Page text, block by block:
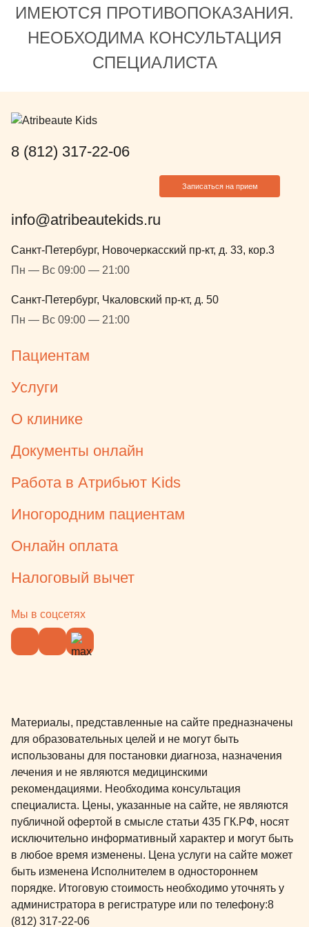
ИМЕЮТСЯ ПРОТИВОПОКАЗАНИЯ.
НЕОБХОДИМА КОНСУЛЬТАЦИЯ
СПЕЦИАЛИСТА
8 (812) 317-22-06
Записаться на прием
info@atribeautekids.ru
Санкт-Петербург, Новочеркасский пр-кт, д. 33, кор.3
Пн — Вс 09:00 — 21:00
Санкт-Петербург, Чкаловский пр-кт, д. 50
Пн — Вс 09:00 — 21:00
Пациентам
Услуги
О клинике
Документы онлайн
Работа в Атрибьют Kids
Иногородним пациентам
Онлайн оплата
Налоговый вычет
Мы в соцсетях
Материалы, представленные на сайте предназначены
для образовательных целей и не могут быть
использованы для постановки диагноза, назначения
лечения и не являются медицинскими
рекомендациями. Необходима консультация
специалиста. Цены, указанные на сайте, не являются
публичной офертой в смысле статьи 435 ГК.РФ, носят
исключительно информативный характер и могут быть
в любое время изменены. Цена услуги на сайте может
быть изменена Исполнителем в одностороннем
порядке. Итоговую стоимость необходимо уточнять у
администратора в регистратуре или по телефону:8
(812) 317-22-06